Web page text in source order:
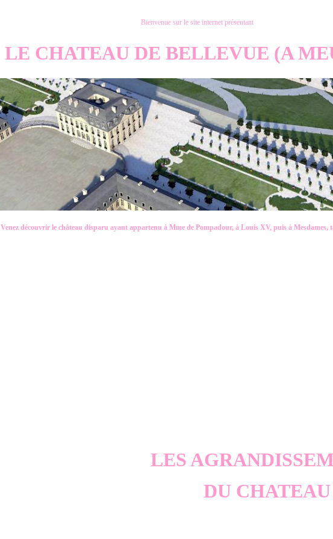
Bienvenue sur le site internet présentant
LE CHATEAU DE BELLEVUE (A
Venez découvrir le château disparu ayant appartenu à Mme de Pompadour, à Louis XV, puis à Mesdames,
LES
DU CHATEAU